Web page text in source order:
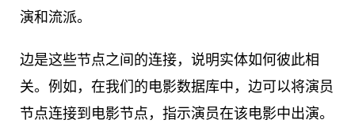
演和流派。
边是这些节点之间的连接，说明实体如何彼此相
关。例如，在我们的电影数据库中，边可以将演员
节点连接到电影节点，指示演员在该电影中出演。